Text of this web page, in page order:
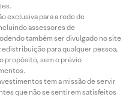
exclusiva para a rede de
assessores de
também ser divulgado no site
para qualquer pessoa,
propósito, sem o prévio
tem a missão de servir
que não se sentirem satisfeitos